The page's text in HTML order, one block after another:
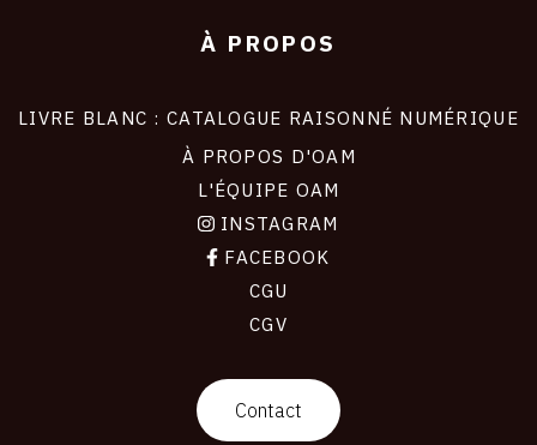
À PROPOS
LIVRE BLANC : CATALOGUE RAISONNÉ NUMÉRIQUE
À PROPOS D'OAM
L'ÉQUIPE OAM
INSTAGRAM
FACEBOOK
CGU
CGV
Contact